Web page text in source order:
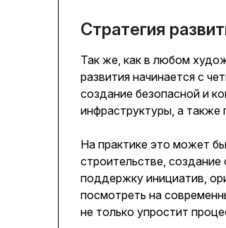
Стратегия
Так же, как в любом
развития начинается с
создание безопасной и
инфраструктуры, а также
На практике это может
строительстве,
поддержку инициатив,
посмотреть на
не только упростит